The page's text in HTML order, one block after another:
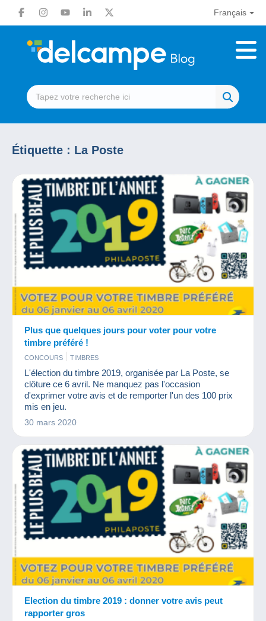
Français
Étiquette : La Poste
Plus que quelques jours pour voter pour votre
timbre préféré !
CONCOURS TIMBRES
L'élection du timbre 2019, organisée par La Poste, se
clôture ce 6 avril. Ne manquez pas l'occasion
d'exprimer votre avis et de remporter l'un des 100 prix
mis en jeu.
30 mars 2020
Election du timbre 2019 : donner votre avis peut
rapporter gros